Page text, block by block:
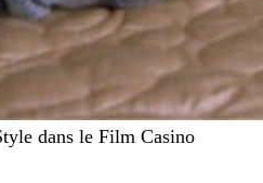
dans le Film Casino